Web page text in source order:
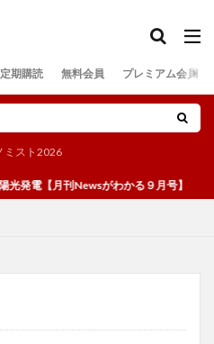
期購読 無料会員 プレミアム会員
ミスト2026
光発電【月刊Newsがわかる９月号】
検索